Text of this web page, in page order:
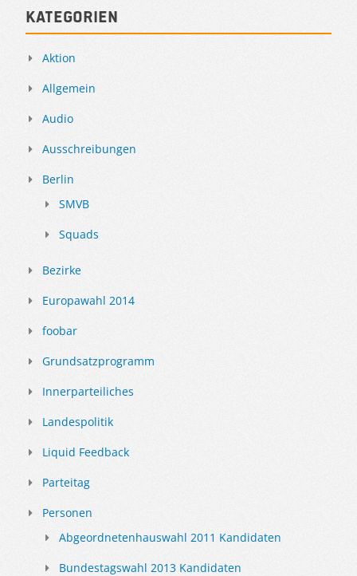
Kategorien
Aktion
Allgemein
Audio
Ausschreibungen
Berlin
SMVB
Squads
Bezirke
Europawahl 2014
foobar
Grundsatzprogramm
Innerparteiliches
Landespolitik
Liquid Feedback
Parteitag
Personen
Abgeordnetenhauswahl 2011 Kandidaten
Bundestagswahl 2013 Kandidaten